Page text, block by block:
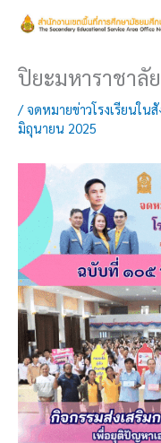
ปิยะมหาราชาลั
/จดหมายข่าวโรงเรียนใน
มิถุนายน 2025